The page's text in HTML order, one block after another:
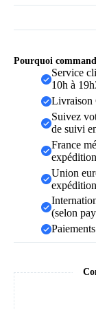
Pourquoi
Service
10h à
Livraison
Suivez
de suivi
France
expédition
Union
expédition
(selon